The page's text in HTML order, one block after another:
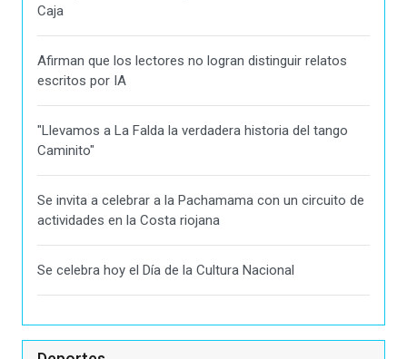
Caja
Afirman que los lectores no logran distinguir relatos
escritos por IA
"Llevamos a La Falda la verdadera historia del tango
Caminito"
Se invita a celebrar a la Pachamama con un circuito de
actividades en la Costa riojana
Se celebra hoy el Día de la Cultura Nacional